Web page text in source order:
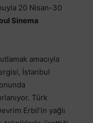
20 Nisan-30
Sinema
amacıyla
İstanbul
Türk
Erbil’in yağlı